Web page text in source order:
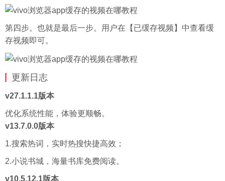
第四步。也就是最后一步。用户在【已缓存视频】中查看缓
存视频即可。
更新日志
v27.1.1.1版本
优化系统性能，体验更顺畅。
v13.7.0.0版本
1.搜索热词，实时热搜快捷高效；
2.小说书城，海量书库免费阅读。
v10.5.12.1版本